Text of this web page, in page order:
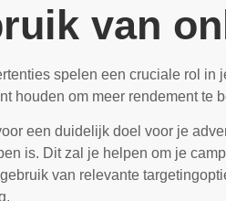
van
spelen een cruciale rol in
houden om meer rendement te
een duidelijk doel voor je
is. Dit zal je helpen om je
van relevante